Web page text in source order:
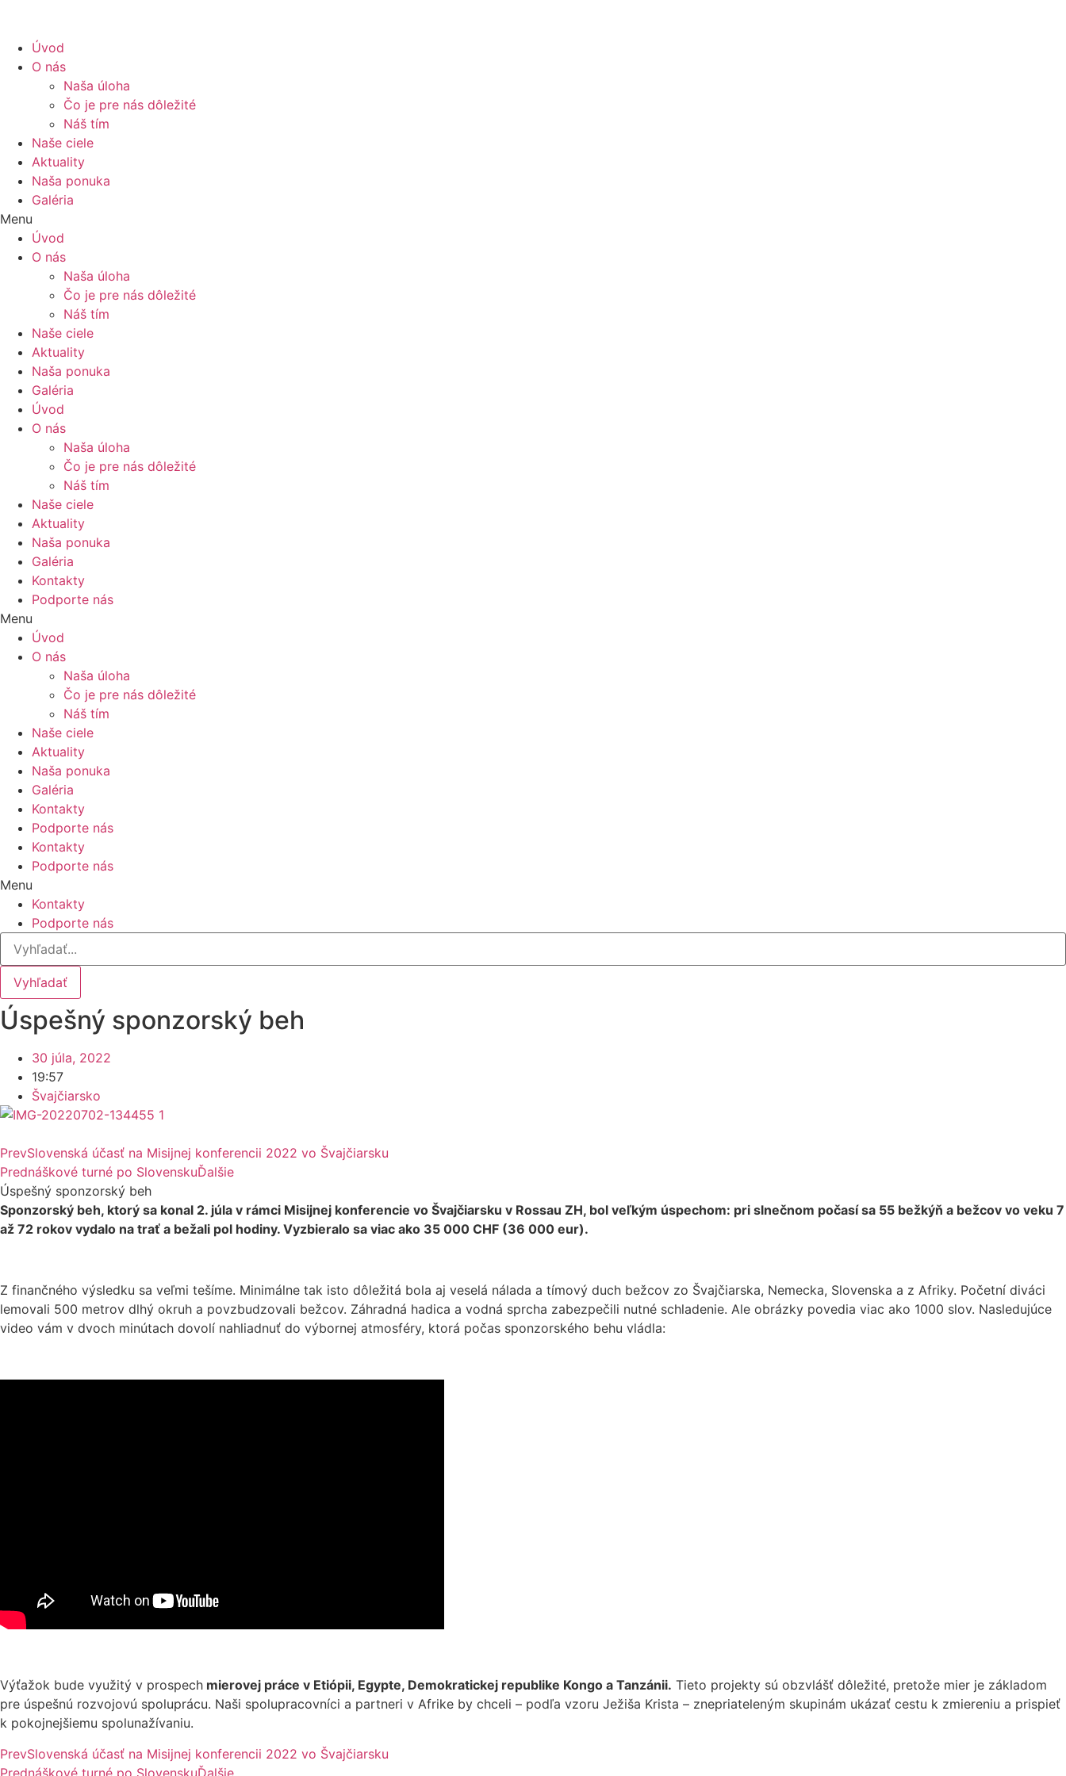
Úvod
O nás
Naša úloha
Čo je pre nás dôležité
Náš tím
Naše ciele
Aktuality
Naša ponuka
Galéria
Menu
Úvod
O nás
Naša úloha
Čo je pre nás dôležité
Náš tím
Naše ciele
Aktuality
Naša ponuka
Galéria
Úvod
O nás
Naša úloha
Čo je pre nás dôležité
Náš tím
Naše ciele
Aktuality
Naša ponuka
Galéria
Kontakty
Podporte nás
Menu
Úvod
O nás
Naša úloha
Čo je pre nás dôležité
Náš tím
Naše ciele
Aktuality
Naša ponuka
Galéria
Kontakty
Podporte nás
Kontakty
Podporte nás
Menu
Kontakty
Podporte nás
Vyhľadať
Úspešný sponzorský beh
30 júla, 2022
19:57
Švajčiarsko
PrevSlovenská účasť na Misijnej konferencii 2022 vo Švajčiarsku
Prednáškové turné po SlovenskuĎalšie
Úspešný sponzorský beh
Sponzorský beh, ktorý sa konal 2. júla v rámci Misijnej konferencie vo Švajčiarsku v Rossau ZH, bol veľkým úspechom: pri slnečnom počasí sa 55 bežkýň a bežcov vo veku 7
až 72 rokov vydalo na trať a bežali pol hodiny. Vyzbieralo sa viac ako 35 000 CHF (36 000 eur).
Z finančného výsledku sa veľmi tešíme. Minimálne tak isto dôležitá bola aj veselá nálada a tímový duch bežcov zo Švajčiarska, Nemecka, Slovenska a z Afriky. Početní diváci
lemovali 500 metrov dlhý okruh a povzbudzovali bežcov. Záhradná hadica a vodná sprcha zabezpečili nutné schladenie. Ale obrázky povedia viac ako 1000 slov. Nasledujúce
video vám v dvoch minútach dovolí nahliadnuť do výbornej atmosféry, ktorá počas sponzorského behu vládla:
Výťažok bude využitý v prospech mierovej práce v Etiópii, Egypte, Demokratickej republike Kongo a Tanzánii. Tieto projekty sú obzvlášť dôležité, pretože mier je základom
pre úspešnú rozvojovú spoluprácu. Naši spolupracovníci a partneri v Afrike by chceli – podľa vzoru Ježiša Krista – znepriateleným skupinám ukázať cestu k zmiereniu a prispieť
k pokojnejšiemu spolunažívaniu.
PrevSlovenská účasť na Misijnej konferencii 2022 vo Švajčiarsku
Prednáškové turné po SlovenskuĎalšie